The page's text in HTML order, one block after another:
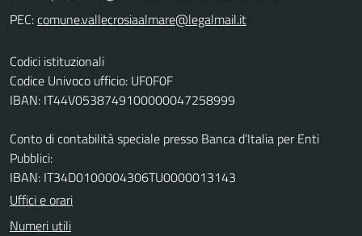
PEC:
Codici istituzionali
Codice Univoco ufficio: UF0F0F
IBAN: IT44V0538749100000047258999
Conto di contabilità speciale presso Banca d’Italia per Enti
Pubblici:
IBAN: IT34D0100004306TU0000013143
Uffici e orari
Numeri utili